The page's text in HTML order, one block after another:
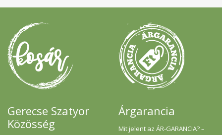
Gerecse Szatyor
Közösség
Árgarancia
Mit jelent az ÁR-GARANCIA? –